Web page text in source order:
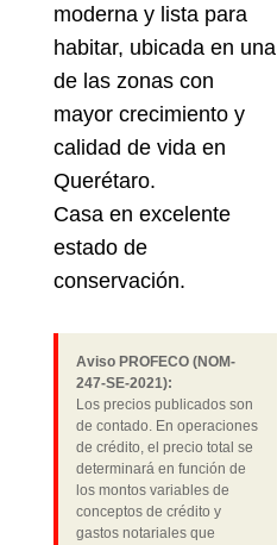
moderna y lista para
habitar, ubicada en una
de las zonas con
mayor crecimiento y
calidad de vida en
Querétaro.
Casa en excelente
estado de
conservación.
Aviso PROFECO (NOM-
247-SE-2021):
Los precios publicados son
de contado. En operaciones
de crédito, el precio total se
determinará en función de
los montos variables de
conceptos de crédito y
gastos notariales que